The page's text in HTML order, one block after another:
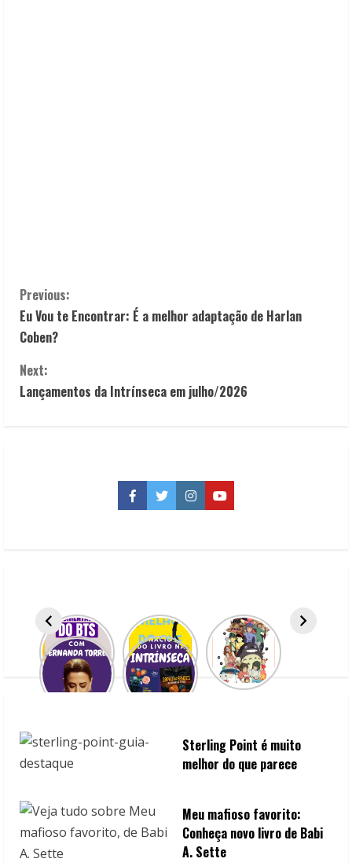
C
o
n
t
n
g
Previous:
Eu Vou te Encontrar: É a melhor adaptação de Harlan
Coben?
Next:
Lançamentos da Intrínseca em julho/2026
Facebook
TwitterInstagramYouTube
Sterling Point é muito
melhor do que parece
Meu mafioso favorito:
Conheça novo livro de Babi
A. Sette